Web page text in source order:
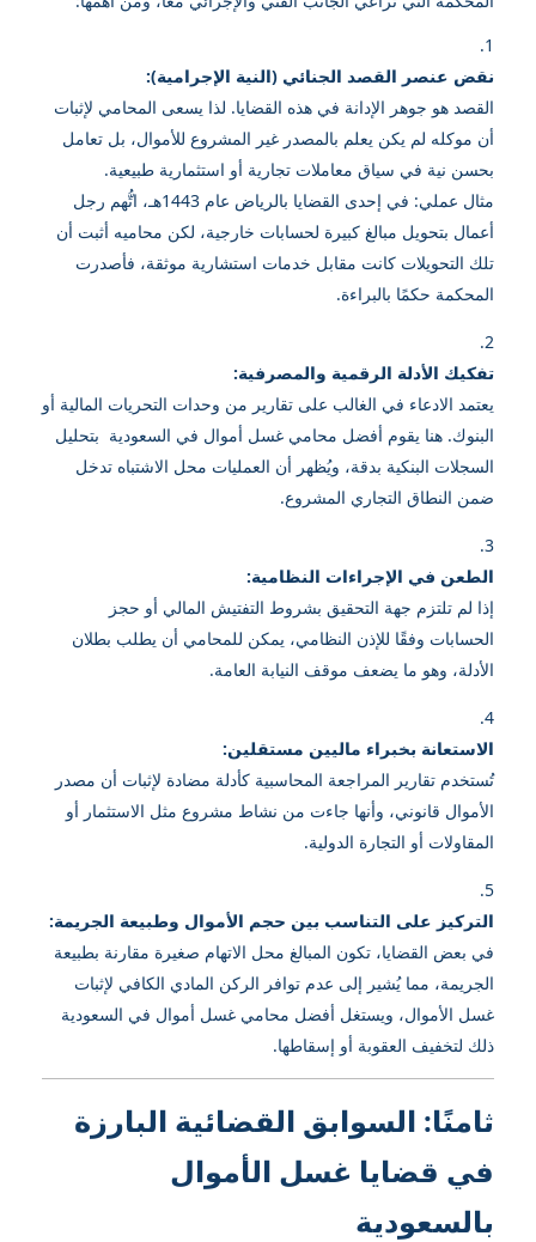
نقض عنصر القصد الجنائي (النية الإجرامية):
القصد هو جوهر الإدانة في هذه القضايا. لذا يسعى المحامي لإثبات
أن موكله لم يكن يعلم بالمصدر غير المشروع للأموال، بل تعامل
بحسن نية في سياق معاملات تجارية أو استثمارية طبيعية.
مثال عملي: في إحدى القضايا بالرياض عام 1443هـ، اتُّهم رجل
أعمال بتحويل مبالغ كبيرة لحسابات خارجية، لكن محاميه أثبت أن
تلك التحويلات كانت مقابل خدمات استشارية موثقة، فأصدرت
المحكمة حكمًا بالبراءة.
تفكيك الأدلة الرقمية والمصرفية:
يعتمد الادعاء في الغالب على تقارير من وحدات التحريات المالية أو
البنوك. هنا يقوم أفضل محامي غسل أموال في السعودية بتحليل
السجلات البنكية بدقة، ويُظهر أن العمليات محل الاشتباه تدخل
ضمن النطاق التجاري المشروع.
الطعن في الإجراءات النظامية:
إذا لم تلتزم جهة التحقيق بشروط التفتيش المالي أو حجز
الحسابات وفقًا للإذن النظامي، يمكن للمحامي أن يطلب بطلان
الأدلة، وهو ما يضعف موقف النيابة العامة.
الاستعانة بخبراء ماليين مستقلين:
تُستخدم تقارير المراجعة المحاسبية كأدلة مضادة لإثبات أن مصدر
الأموال قانوني، وأنها جاءت من نشاط مشروع مثل الاستثمار أو
المقاولات أو التجارة الدولية.
التركيز على التناسب بين حجم الأموال وطبيعة الجريمة:
في بعض القضايا، تكون المبالغ محل الاتهام صغيرة مقارنة بطبيعة
الجريمة، مما يُشير إلى عدم توافر الركن المادي الكافي لإثبات
غسل الأموال، ويستغل أفضل محامي غسل أموال في السعودية
ذلك لتخفيف العقوبة أو إسقاطها.
ثامنًا: السوابق القضائية البارزة
في قضايا غسل الأموال
بالسعودية